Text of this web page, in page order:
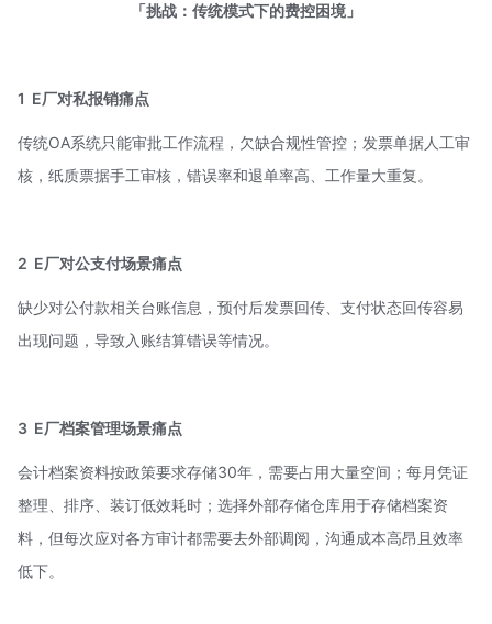
「挑战：传统模式下的费控困境」
1 E厂对私报销痛点
传统OA系统只能审批工作流程，欠缺合规性管控；发票单据人工审
核，纸质票据手工审核，错误率和退单率高、工作量大重复。
2 E厂对公支付场景痛点
缺少对公付款相关台账信息，预付后发票回传、支付状态回传容易
出现问题，导致入账结算错误等情况。
3 E厂档案管理场景痛点
会计档案资料按政策要求存储30年，需要占用大量空间；每月凭证
整理、排序、装订低效耗时；选择外部存储仓库用于存储档案资
料，但每次应对各方审计都需要去外部调阅，沟通成本高昂且效率
低下。